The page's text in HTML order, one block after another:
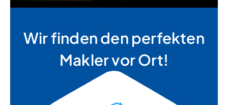
Wir finden den perfekten
Makler vor Ort!